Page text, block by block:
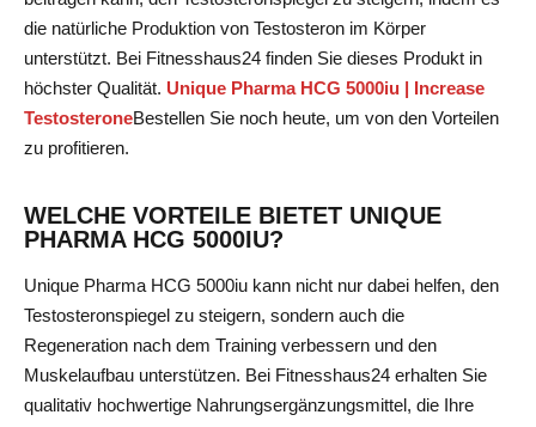
die natürliche Produktion von Testosteron im Körper
unterstützt. Bei Fitnesshaus24 finden Sie dieses Produkt in
höchster Qualität. Unique Pharma HCG 5000iu | Increase
TestosteroneBestellen Sie noch heute, um von den Vorteilen
zu profitieren.
WELCHE VORTEILE BIETET UNIQUE
PHARMA HCG 5000IU?
Unique Pharma HCG 5000iu kann nicht nur dabei helfen, den
Testosteronspiegel zu steigern, sondern auch die
Regeneration nach dem Training verbessern und den
Muskelaufbau unterstützen. Bei Fitnesshaus24 erhalten Sie
qualitativ hochwertige Nahrungsergänzungsmittel, die Ihre